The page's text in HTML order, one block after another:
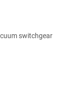
switchgear